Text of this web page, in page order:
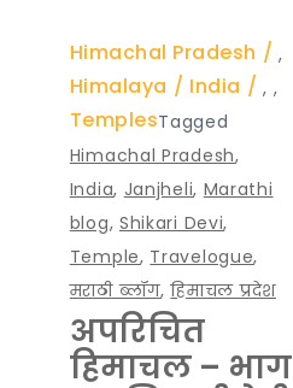
Himachal Pradesh ,
Himalaya ,
India ,
TemplesTagged
Himachal Pradesh,
India, Janjheli, Marathi
blog, Shikari Devi,
Temple, Travelogue,
मराठी ब्लॉग,हिमाचल प्रदेश
अपरिचित
हिमाचल – भाग